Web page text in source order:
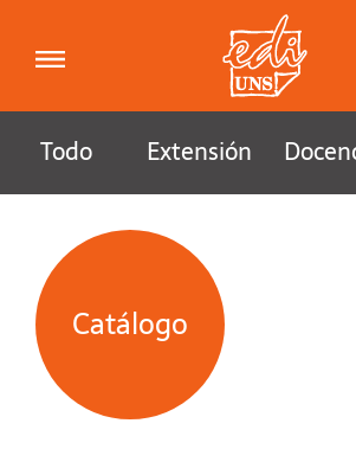
Todo Extensión
Catálogo